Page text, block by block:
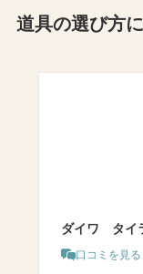
道具の選び方
ダイワ タイ
口コミを見る